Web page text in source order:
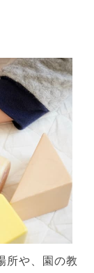
所や、園の教